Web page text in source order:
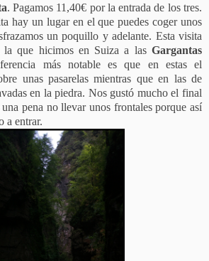
. Pagamos 11,40€ por la entrada de los tres.
hay un lugar en el que puedes coger unos
un poquillo y adelante. Esta visita
la que hicimos en Suiza a las Gargantas
más notable es que en estas el
unas pasarelas mientras que en las de
en la piedra. Nos gustó mucho el final
pena no llevar unos frontales porque así
a entrar.